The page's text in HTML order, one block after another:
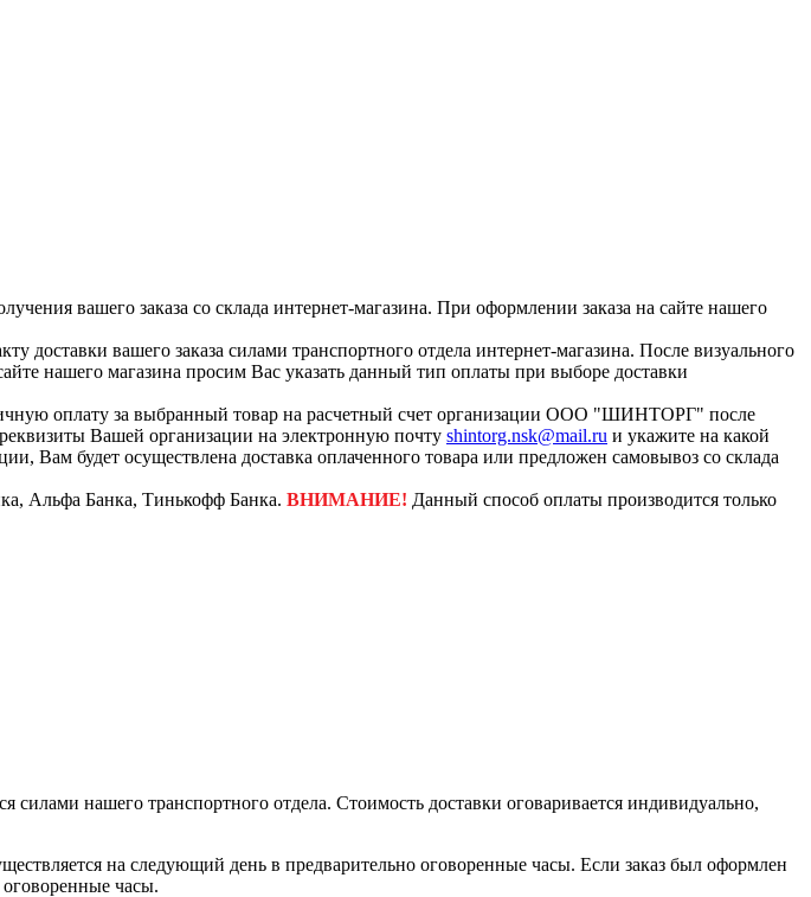
вашего заказа со склада интернет-магазина. При оформлении заказа на сайте нашего
доставки вашего заказа силами транспортного отдела интернет-магазина. После визуального
нашего магазина просим Вас указать данный тип оплаты при выборе доставки
оплату за выбранный товар на расчетный счет организации ООО "ШИНТОРГ" после
Вашей организации на электронную почту shintorg.nsk@mail.ru и укажите на какой
Вам будет осуществлена доставка оплаченного товара или предложен самовывоз со склада
Альфа Банка, Тинькофф Банка. ВНИМАНИЕ! Данный способ оплаты производится только
силами нашего транспортного отдела. Стоимость доставки оговаривается индивидуально,
на следующий день в предварительно оговоренные часы. Если заказ был оформлен
оговоренные часы.